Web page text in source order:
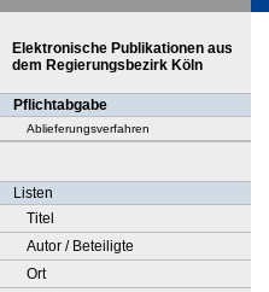
Elektronische Publikationen aus
dem Regierungsbezirk Köln
Pflichtabgabe
Ablieferungsverfahren
Listen
Titel
Autor / Beteiligte
Ort